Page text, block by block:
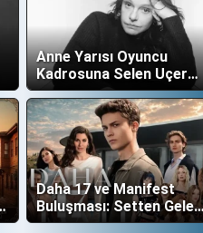
Anne Yarısı Oyuncu
Kadrosuna Selen Uçer
"Altın" Karakteri İle Dahil
Oldu!
Daha 17 ve Manifest
Buluşması: Setten Gelen
İlk Kareler Büyüledi!